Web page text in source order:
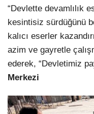
“Devlette devamlılık
kesintisiz sürdüğünü
kalıcı eserler
azim ve gayretle
ederek, “Devletimiz
Merkezi